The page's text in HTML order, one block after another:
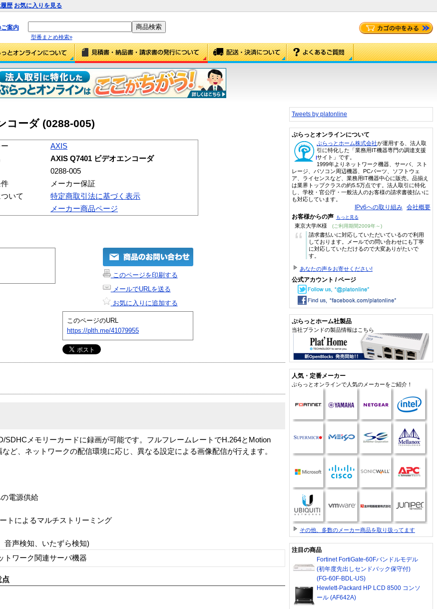
歴 お気に入りを見る
案内
型番まとめ検索»
コーダ (0288-005)
AXIS
AXIS Q7401 ビデオエンコーダ
0288-005
メーカー保証
いて
特定商取引法に基づく表示
メーカー商品ページ
このページを印刷する
メールでURLを送る
お気に入りに追加する
このページのURL
https://plth.me/41079955
SDHCメモリーカードに録画が可能です。フルフレームレートでH.264とMotion
ど、ネットワークの配信環境に応じ、異なる設定による画像配信が行えます。
電源供給
トによるマルチストリーミング
音声検知、いたずら検知)
トワーク関連サーバ機器
点
Tweets by platonline
ぷらっとオンラインについて
ぷらっとホーム株式会社が運用する、法人取
引に特化した「業務用IT機器専門の調達支援
サイト」です。
1999年よりネットワーク機器、サーバ、スト
レージ、パソコン周辺機器、PCパーツ、ソフトウェ
ア、ライセンスなど、業務用IT機器中心に販売。品揃え
は業界トップクラスの約5.5万点です。法人取引に特化
し、学校・官公庁・一般法人のお客様の請求書後払いに
も対応しています。
IPv6への取り組み 会社概要
お客様からの声 もっと見る
東京大学/K様 (ご利用期間2009年～)
“
請求書払いに対応していただいているので利用
しております。メールでの問い合わせにも丁寧
に対応していただけるので大変ありがたいで
す。
あなたの声をお寄せください!
公式アカウント / ページ
ぷらっとホーム社製品
当社ブランドの製品情報はこちら
人気・定番メーカー
ぷらっとオンラインで人気のメーカーをご紹介！
その他、多数のメーカー商品を取り扱ってます
注目の商品
Fortinet FortiGate-60Fバンドルモデル
(初年度先出しセンドバック保守付)
(FG-60F-BDL-US)
Hewlett-Packard HP LCD 8500 コンソ
ール (AF642A)